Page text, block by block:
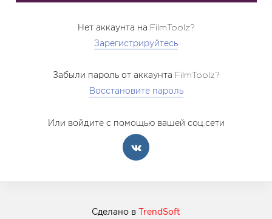
Нет аккаунта на FilmToolz?
Зарегистрируйтесь
Забыли пароль от аккаунта FilmToolz?
Восстановите пароль
Или войдите с помощью вашей соц.сети
Сделано в TrendSoft